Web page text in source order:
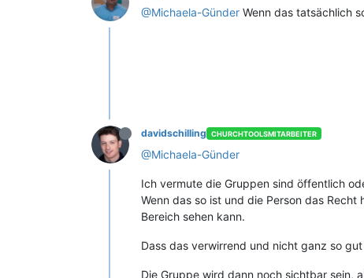
@Michaela-Günder Wenn das tatsächlich
davidschilling CHURCHTOOLSMITARBEITER
@Michaela-Günder
Ich vermute die Gruppen sind öffentlich
Wenn das so ist und die Person das
Bereich sehen kann.
Dass das verwirrend und nicht ganz so
Die Gruppe wird dann noch sichtbar sein,